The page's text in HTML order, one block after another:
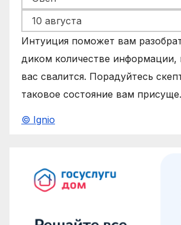
Интуиция поможет вам
диком количестве информации,
вас свалится. Порадуйтесь
таковое состояние вам присуще.
© Ignio